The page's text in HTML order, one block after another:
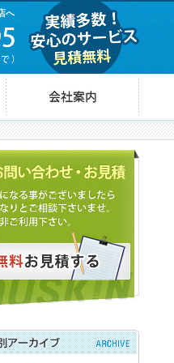
へ